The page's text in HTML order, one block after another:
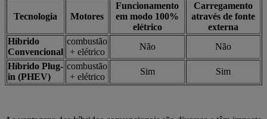
Tecnologia Motores
Funcionamento
em modo 100%
elétrico
Carregamento
através de fonte
externa
Híbrido
Convencional
combustão
+ elétrico
Não
Não
Híbrido Plug-
in (PHEV)
combustão
+ elétrico
Sim Sim